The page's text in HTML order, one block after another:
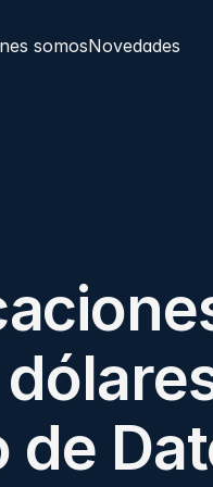
de
somosNovedades